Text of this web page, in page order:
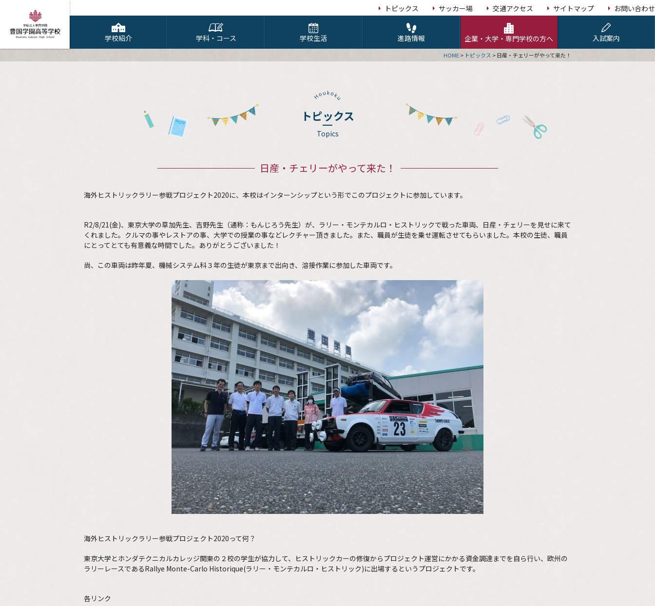
トピックス サッカー場 交通アクセス サイトマップ お問い合わせ
学校紹介 学科・コース 学校生活 進路情報 企業・大学・専門学校の方へ 入試案内
HOME> トピックス >日産・チェリーがやって来た！
トピックス
Topics
日産・チェリーがやって来た！
海外ヒストリックラリー参戦プロジェクト2020に、本校はインターンシップという形でこのプロジェクトに参加しています。
R2/8/21(金)、東京大学の草加先生、吉野先生（通称：もんじろう先生）が、ラリー・モンテカルロ・ヒストリックで戦った車両、日産・チェリーを見せに来て
くれました。クルマの事やレストアの事、大学での授業の事などレクチャー頂きました。また、職員が生徒を乗せ運転させてもらいました。本校の生徒、職員
にとってとても有意義な時間でした。ありがとうございました！
尚、この車両は昨年夏、機械システム科３年の生徒が東京まで出向き、溶接作業に参加した車両です。
海外ヒストリックラリー参戦プロジェクト2020って何？
東京大学とホンダテクニカルカレッジ関東の２校の学生が協力して、ヒストリックカーの修復からプロジェクト運営にかかる資金調達までを自ら行い、欧州の
ラリーレースであるRallye Monte-Carlo Historique(ラリー・モンテカルロ・ヒストリック)に出場するというプロジェクトです。
各リンク